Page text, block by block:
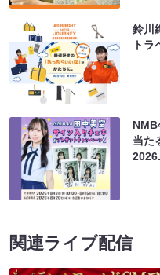
鈴川
ト
当た
関連ライブ配信